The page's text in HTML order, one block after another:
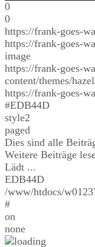
0
0
https://frank-goes-
https://frank-goes-
image
https://frank-goes-
content/themes/
https://frank-goes-
#EDB44D
style2
paged
Dies sind alle
Weitere Beiträge
Lädt ...
EDB44D
/www/htdocs/
#
on
none